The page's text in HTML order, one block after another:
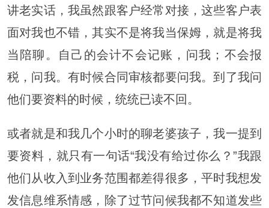
讲老实话，我虽然跟客户经常对接，这些客户表
面对我也不错，其实不是将我当保姆，就是将我
当陪聊。自己的会计不会记账，问我；不会报
税，问我。有时候合同审核都要问我。到了我问
他们要资料的时候，统统已读不回。
或者就是和我几个小时的聊老婆孩子，我一提到
要资料，就只有一句话“我没有给过你么？”我跟
他们从收入到业务范围都差得很多，平时我想发
发信息维系情感，除了过节问候我都不知道发些